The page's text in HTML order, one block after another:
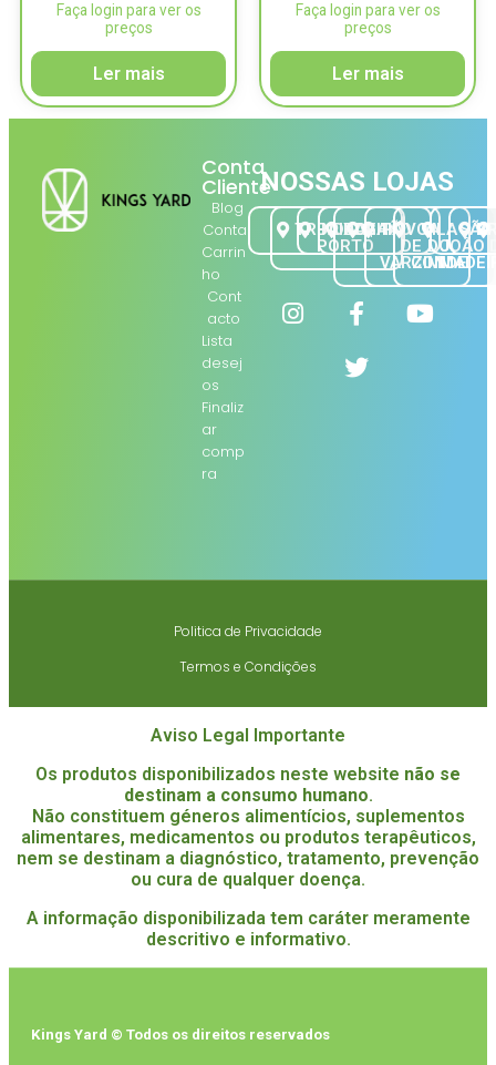
Faça login para ver os
preços
Ler mais
Faça login para ver os
preços
Ler mais
Conta
Cliente
Blog
Conta
Carrin
ho
Cont
acto
Lista
desej
os
Finaliz
ar
comp
ra
NOSSAS LOJAS
TRINDADE
BAIXA |
PORTO
BOLHÃO
GAIAPÓVOA
DE
VARZIM
VILA
DO
CONDE
SÃO
JOÃO
Politica de Privacidade
Termos e Condições
Aviso Legal Importante
Os produtos disponibilizados neste website não se
destinam a consumo humano.
Não constituem géneros alimentícios, suplementos
alimentares, medicamentos ou produtos terapêuticos,
nem se destinam a diagnóstico, tratamento, prevenção
ou cura de qualquer doença.
A informação disponibilizada tem caráter meramente
descritivo e informativo.
Kings Yard © Todos os direitos reservados